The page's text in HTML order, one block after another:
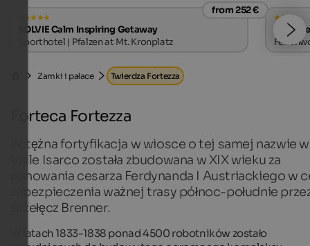
from 252 €
SOLVIE Calm Inspiring Getaway
Sporthotel | Pfalzen at Mt. Kronplatz
Zamki i pałace Twierdza Fortezza
Forteca Fortezza
Potężna fortyfikacja w wiosce o tej samej nazwie w
Valle Isarco została zbudowana w XIX wieku za
panowania cesarza Ferdynanda I Austriackiego w
zabezpieczenia ważnej trasy północ-południe
przełęcz Brenner.
W latach 1833-1838 ponad 4500 robotników zostało